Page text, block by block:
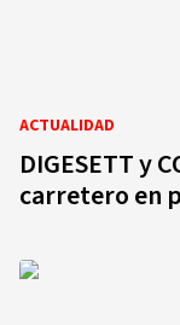
ACTUALIDAD
DIGESETT y
carretero en